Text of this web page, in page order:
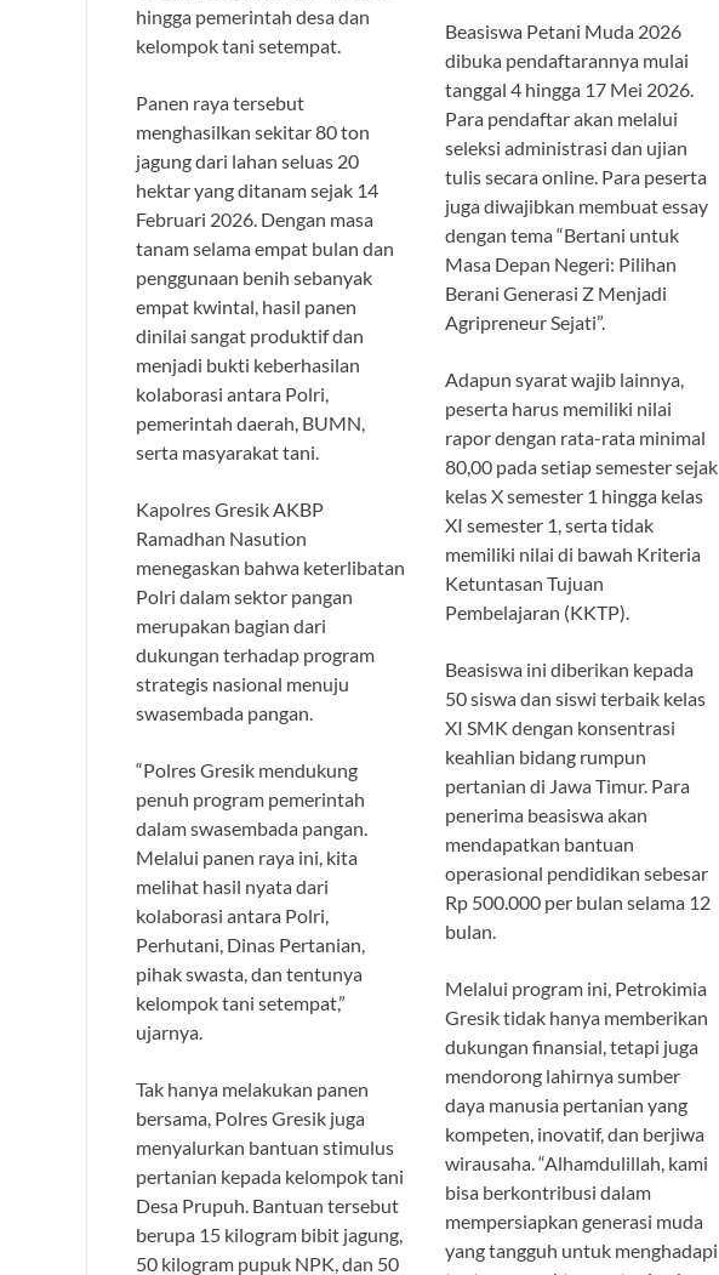
hingga pemerintah desa dan
kelompok tani setempat.
Panen raya tersebut
menghasilkan sekitar 80 ton
jagung dari lahan seluas 20
hektar yang ditanam sejak 14
Februari 2026. Dengan masa
tanam selama empat bulan dan
penggunaan benih sebanyak
empat kwintal, hasil panen
dinilai sangat produktif dan
menjadi bukti keberhasilan
kolaborasi antara Polri,
pemerintah daerah, BUMN,
serta masyarakat tani.
Kapolres Gresik AKBP
Ramadhan Nasution
menegaskan bahwa keterlibatan
Polri dalam sektor pangan
merupakan bagian dari
dukungan terhadap program
strategis nasional menuju
swasembada pangan.
“Polres Gresik mendukung
penuh program pemerintah
dalam swasembada pangan.
Melalui panen raya ini, kita
melihat hasil nyata dari
kolaborasi antara Polri,
Perhutani, Dinas Pertanian,
pihak swasta, dan tentunya
kelompok tani setempat,”
ujarnya.
Tak hanya melakukan panen
bersama, Polres Gresik juga
menyalurkan bantuan stimulus
pertanian kepada kelompok tani
Desa Prupuh. Bantuan tersebut
berupa 15 kilogram bibit jagung,
50 kilogram pupuk NPK, dan 50
Beasiswa Petani Muda 2026
dibuka pendaftarannya mulai
tanggal 4 hingga 17 Mei 2026.
Para pendaftar akan melalui
seleksi administrasi dan ujian
tulis secara online. Para peserta
juga diwajibkan membuat essay
dengan tema “Bertani untuk
Masa Depan Negeri: Pilihan
Berani Generasi Z Menjadi
Agripreneur Sejati”.
Adapun syarat wajib lainnya,
peserta harus memiliki nilai
rapor dengan rata-rata minimal
80,00 pada setiap semester sejak
kelas X semester 1 hingga kelas
XI semester 1, serta tidak
memiliki nilai di bawah Kriteria
Ketuntasan Tujuan
Pembelajaran (KKTP).
Beasiswa ini diberikan kepada
50 siswa dan siswi terbaik kelas
XI SMK dengan konsentrasi
keahlian bidang rumpun
pertanian di Jawa Timur. Para
penerima beasiswa akan
mendapatkan bantuan
operasional pendidikan sebesar
Rp 500.000 per bulan selama 12
bulan.
Melalui program ini, Petrokimia
Gresik tidak hanya memberikan
dukungan finansial, tetapi juga
mendorong lahirnya sumber
daya manusia pertanian yang
kompeten, inovatif, dan berjiwa
wirausaha. “Alhamdulillah, kami
bisa berkontribusi dalam
mempersiapkan generasi muda
yang tangguh untuk menghadapi